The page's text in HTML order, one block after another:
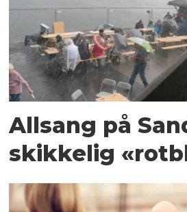
Allsang på
skikkelig